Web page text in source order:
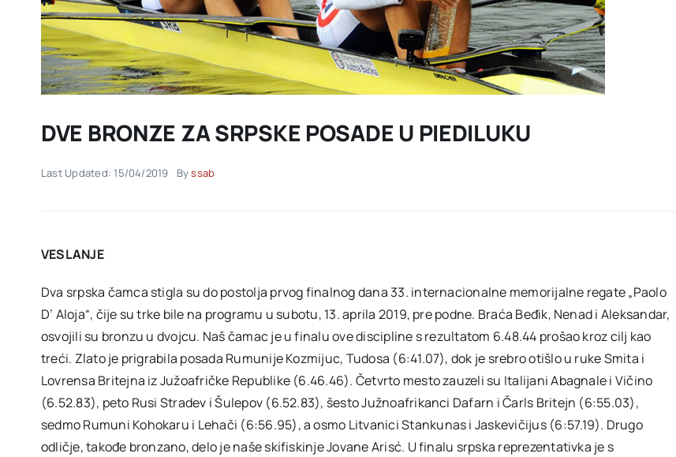
DVE BRONZE ZA SRPSKE POSADE U PIEDILUKU
Last Updated: 15/04/2019 Byssab
VESLANJE
Dva srpska čamca stigla su do postolja prvog finalnog dana 33. internacionalne memorijalne regate „Paolo
D’ Aloja“, čije su trke bile na programu u subotu, 13. aprila 2019, pre podne. Braća Beđik, Nenad i Aleksandar,
osvojili su bronzu u dvojcu. Naš čamac je u finalu ove discipline s rezultatom 6.48.44 prošao kroz cilj kao
treći. Zlato je prigrabila posada Rumunije Kozmijuc, Tudosa (6:41.07), dok je srebro otišlo u ruke Smita i
Lovrensa Britejna iz Južoafričke Republike (6.46.46). Četvrto mesto zauzeli su Italijani Abagnale i Vičino
(6.52.83), peto Rusi Stradev i Šulepov (6.52.83), šesto Južnoafrikanci Dafarn i Čarls Britejn (6:55.03),
sedmo Rumuni Kohokaru i Lehači (6:56.95), a osmo Litvanici Stankunas i Jaskevičijus (6:57.19). Drugo
odličje, takođe bronzano, delo je naše skifiskinje Jovane Arisć. U finalu srpska reprezentativka je s